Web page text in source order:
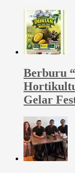
Berburu
Gelar